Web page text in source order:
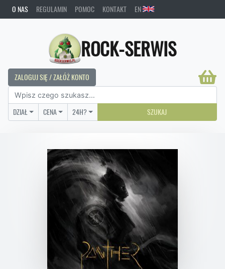
O NAS REGULAMIN POMOC KONTAKT EN
ROCK-SERWIS
ZALOGUJ SIĘ / ZAŁÓŻ KONTO
DZIAŁ CENA 24H? SZUKAJ